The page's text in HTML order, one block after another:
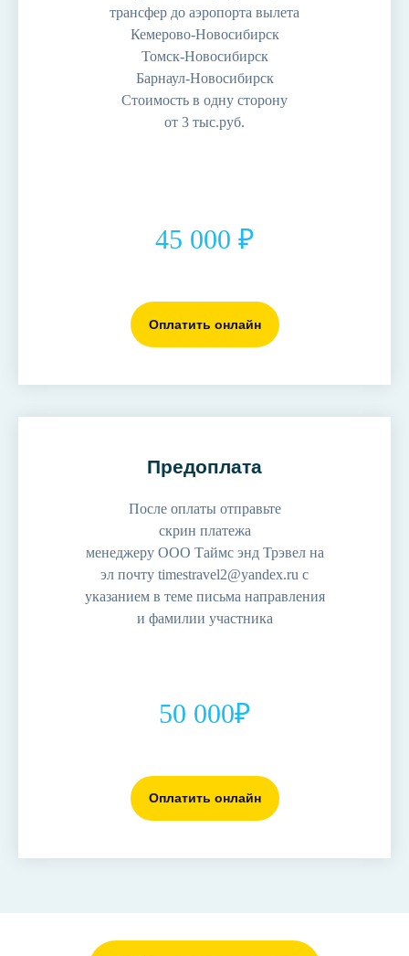
трансфер до аэропорта вылета
Кемерово-Новосибирск
Томск-Новосибирск
Барнаул-Новосибирск
Стоимость в одну сторону
от 3 тыс.руб.
45 000 ₽
Оплатить онлайн
Предоплата
После оплаты отправьте
скрин платежа
менеджеру ООО Таймс энд Трэвел на
эл почту timestravel2@yandex.ru с
указанием в теме письма направления
и фамилии участника
50 000₽
Оплатить онлайн